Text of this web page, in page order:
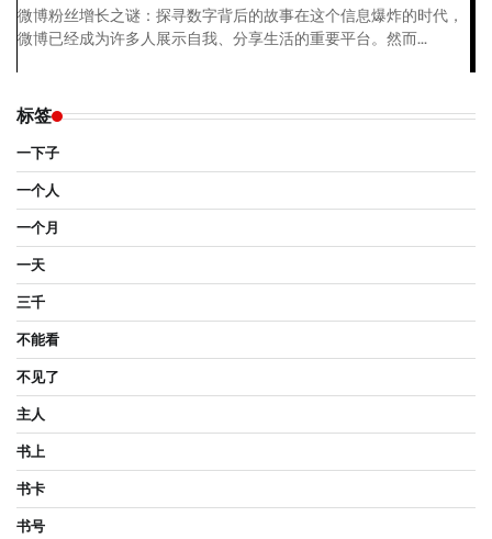
微博粉丝增长之谜：探寻数字背后的故事在这个信息爆炸的时代，
微博已经成为许多人展示自我、分享生活的重要平台。然而...
标签
一下子
一个人
一个月
一天
三千
不能看
不见了
主人
书上
书卡
书号